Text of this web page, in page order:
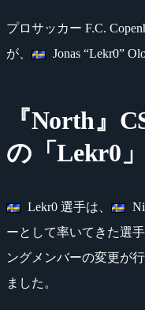
プロサッカー F.C.
が、
Jonas “Lekr0”
『North』
の「Lekr0
Lekr0 選手は、
ーとして率いてきた選
ングメンバーの変更が
ました。